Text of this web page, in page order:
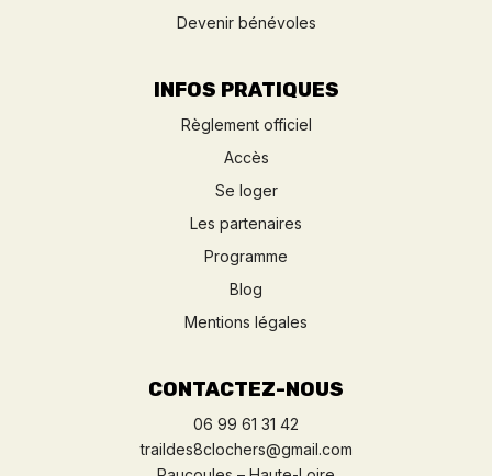
Devenir bénévoles
INFOS PRATIQUES
Règlement officiel
Accès
Se loger
Les partenaires
Programme
Blog
Mentions légales
CONTACTEZ-NOUS
06 99 61 31 42
traildes8clochers@gmail.com